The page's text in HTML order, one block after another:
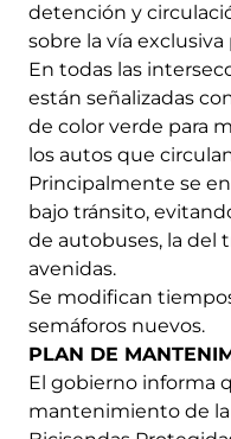
detención y
sobre la vía exclusiva
En todas las
están señalizadas
de color verde para
los autos que
Principalmente se
bajo tránsito,
de autobuses, la del
avenidas.
Se modifican
semáforos nuevos.
PLAN DE
El gobierno informa
mantenimiento de la